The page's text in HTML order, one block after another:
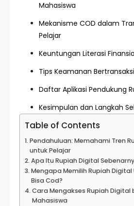
Mahasiswa
Mekanisme COD dalam
Pelajar
Keuntungan Literasi
Tips Keamanan
Daftar Aplikasi Pendukung
Kesimpulan dan Langkah
Table of Contents
Pendahuluan: Memahami Tren
untuk Pelajar
Apa Itu Rupiah Digital
Mengapa Memilih Rupiah Digital
Bisa Cod?
Cara Mengakses Rupiah Digital
Mahasiswa